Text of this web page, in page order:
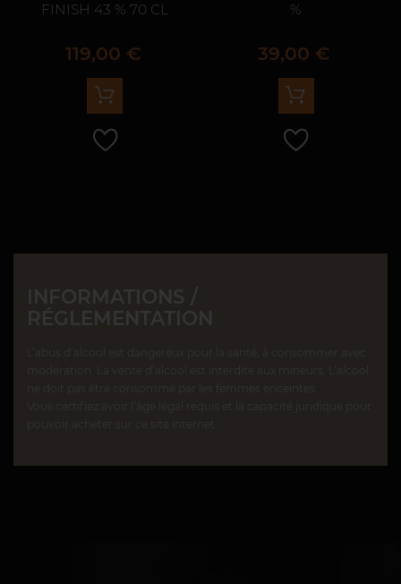
FINISH 43 % 70 CL
Prix
119,00 €
%
Prix
39,00 €
INFORMATIONS /
RÉGLEMENTATION